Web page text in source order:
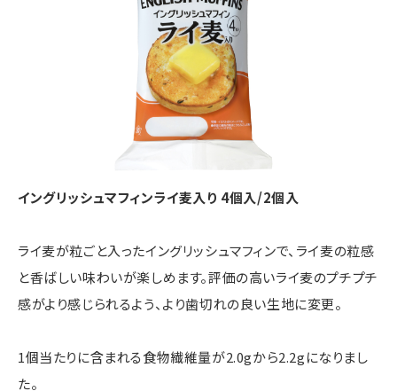
イングリッシュマフィンライ麦入り 4個入/2個入
ライ麦が粒ごと入ったイングリッシュマフィンで、ライ麦の粒感
と香ばしい味わいが楽しめます。評価の高いライ麦のプチプチ
感がより感じられるよう、より歯切れの良い生地に変更。
1個当たりに含まれる食物繊維量が2.0gから2.2gになりまし
た。